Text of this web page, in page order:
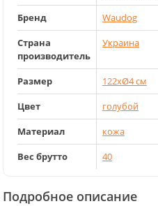
Бренд
Waudog
Страна
производитель
Украина
Размер
122хØ4 см
Цвет
голубой
Материал
кожа
Вес брутто
40
Подробное описание